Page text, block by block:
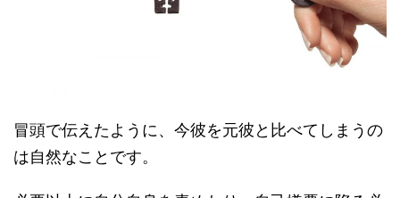
冒頭で伝えたように、今彼を元彼と比べてしまうの
は自然なことです。